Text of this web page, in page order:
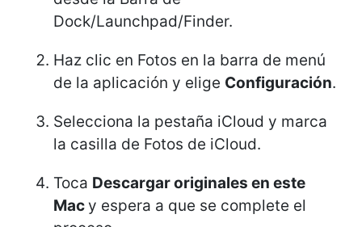
Dock/Launchpad/Finder.
Haz clic en Fotos en la barra de menú
de la aplicación y elige Configuración.
Selecciona la pestaña iCloud y marca
la casilla de Fotos de iCloud.
Toca Descargar originales en este
Macy espera a que se complete el